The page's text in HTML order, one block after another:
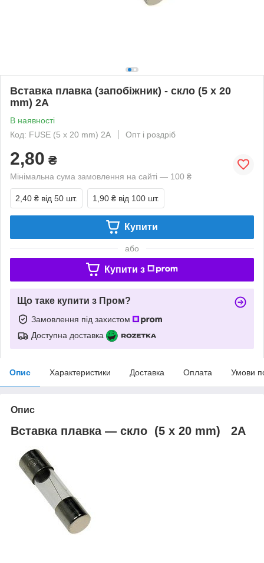
Вставка плавка (запобіжник) - скло (5 x 20
mm) 2A
В наявності
Код: FUSE (5 x 20 mm) 2A
Опт і роздріб
2,80 ₴
Мінімальна сума замовлення на сайті — 100 ₴
2,40 ₴ від 50 шт. 1,90 ₴ від 100 шт.
Купити
або
Купити з
Що таке купити з Пром?
Замовлення під захистом
Доступна доставка
Опис Характеристики Доставка Оплата Умови
Опис
Вставка плавка — скло (5 x 20 mm) 2A